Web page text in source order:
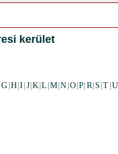
kerület
|G H |I J |K |L M |N O |P R| S |T U